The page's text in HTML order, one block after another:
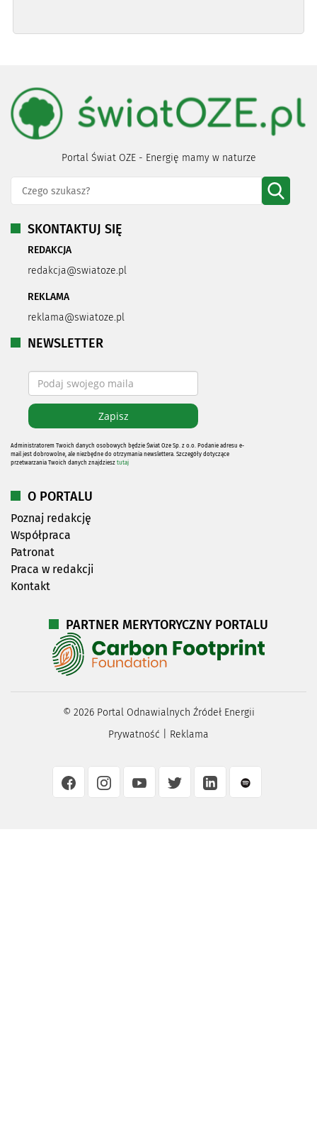
Portal Świat OZE - Energię mamy w naturze
SKONTAKTUJ SIĘ
REDAKCJA
redakcja@swiatoze.pl
REKLAMA
reklama@swiatoze.pl
NEWSLETTER
Administratorem Twoich danych osobowych będzie Świat Oze Sp. z o.o. Podanie adresu e-
mail jest dobrowolne, ale niezbędne do otrzymania newslettera. Szczegóły dotyczące
przetwarzania Twoich danych znajdziesz tutaj
O PORTALU
Poznaj redakcję
Współpraca
Patronat
Praca w redakcji
Kontakt
PARTNER MERYTORYCZNY PORTALU
© 2026Portal Odnawialnych Źródeł Energii
Prywatność
Reklama